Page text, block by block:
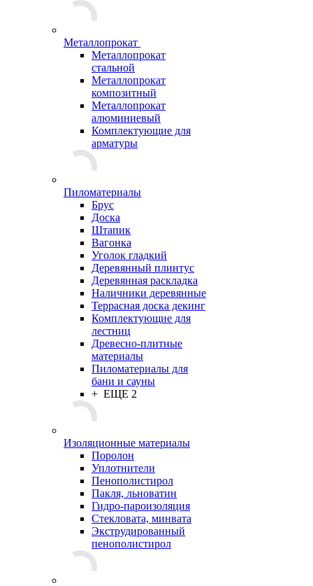
Металлопрокат
Металлопрокат
стальной
Металлопрокат
композитный
Металлопрокат
алюминиевый
Комплектующие для
арматуры
Пиломатериалы
Брус
Доска
Штапик
Вагонка
Уголок гладкий
Деревянный плинтус
Деревянная раскладка
Наличники деревянные
Террасная доска декинг
Комплектующие для
лестниц
Древесно-плитные
материалы
Пиломатериалы для
бани и сауны
+ ЕЩЕ 2
Изоляционные материалы
Поролон
Уплотнители
Пенополистирол
Пакля, льноватин
Гидро-пароизоляция
Стекловата, минвата
Экструдированный
пенополистирол